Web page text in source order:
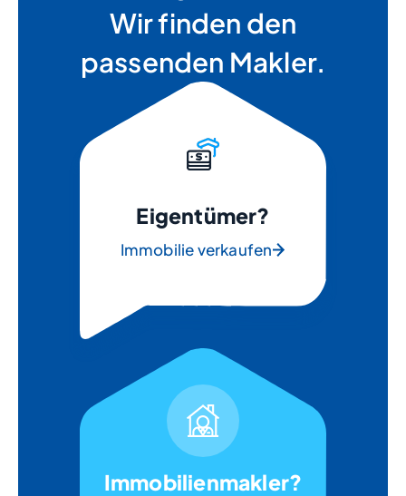
Wir finden den
passenden Makler.
Eigentümer?
Immobilie verkaufen
Immobilienmakler?